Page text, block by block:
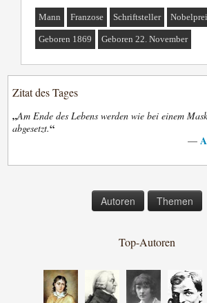
Mann Franzose Schriftsteller
Geboren 1869 Geboren 22. November
Zitat des Tages
„Am Ende des Lebens werden wie bei einem
abgesetzt.“
—
Autoren Themen
Top-Autoren